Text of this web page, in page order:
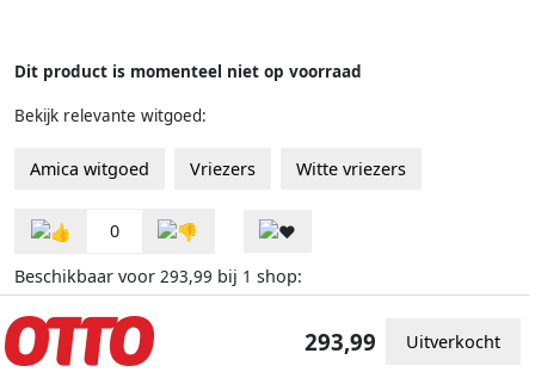
Dit product is momenteel niet op voorraad
Bekijk relevante witgoed:
Amica witgoed Vriezers Witte vriezers
0
Beschikbaar voor 293,99 bij 1 shop:
293,99 Uitverkocht